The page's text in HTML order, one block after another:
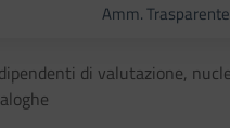
Amm. Trasparente
di valutazione,